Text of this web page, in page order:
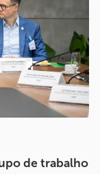
de trabalho